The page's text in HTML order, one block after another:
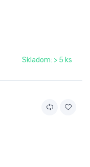
Skladom: > 5 ks